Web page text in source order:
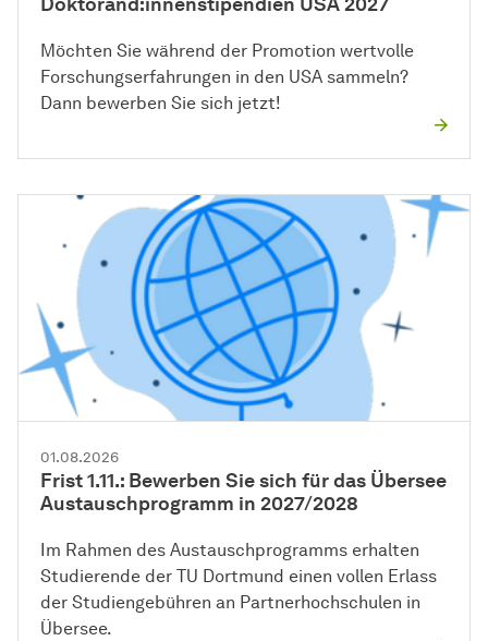
Möchten Sie während der Promotion wertvolle
Forschungserfahrungen in den USA sammeln?
Dann bewerben Sie sich jetzt!
01.08.2026
Frist 1.11.: Bewerben Sie sich für das Übersee
Austauschprogramm in 2027/2028
Im Rahmen des Austauschprogramms erhalten
Studierende der TU Dortmund einen vollen Erlass
der Studiengebühren an Partnerhochschulen in
Übersee.